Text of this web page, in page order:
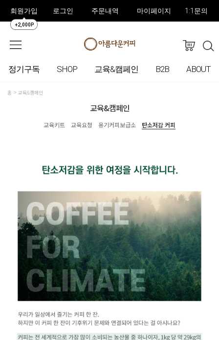
회원가입
+2,000P
로그인 주문내역 마이페이지 1:1문의
정기구독 SHOP 교육&캠페인 B2B ABOUT
홈 교육&캠페인
교육&캠페인
교육키트 교육요청 용기커피보급소 탄소저감 커피